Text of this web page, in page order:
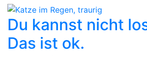
Du kannst nicht
Das ist ok.